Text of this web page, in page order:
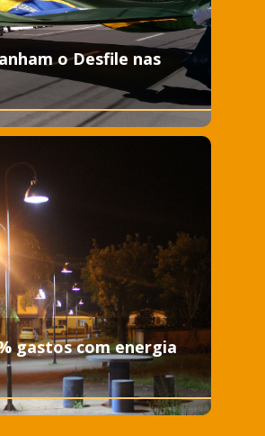
o Desfile nas
gastos com energia